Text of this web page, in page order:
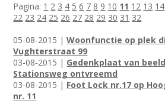
Pagina: 1 2 3 4 5 6 7 8 9 10 11 12 13 14
22 23 24 25 26 27 28 29 30 31 32
05-08-2015 |Woonfunctie op plek
Vughterstraat 99
03-08-2015 | Gedenkplaat van
Stationsweg ontvreemd
03-08-2015 | Foot Lock nr.17 op
nr. 11